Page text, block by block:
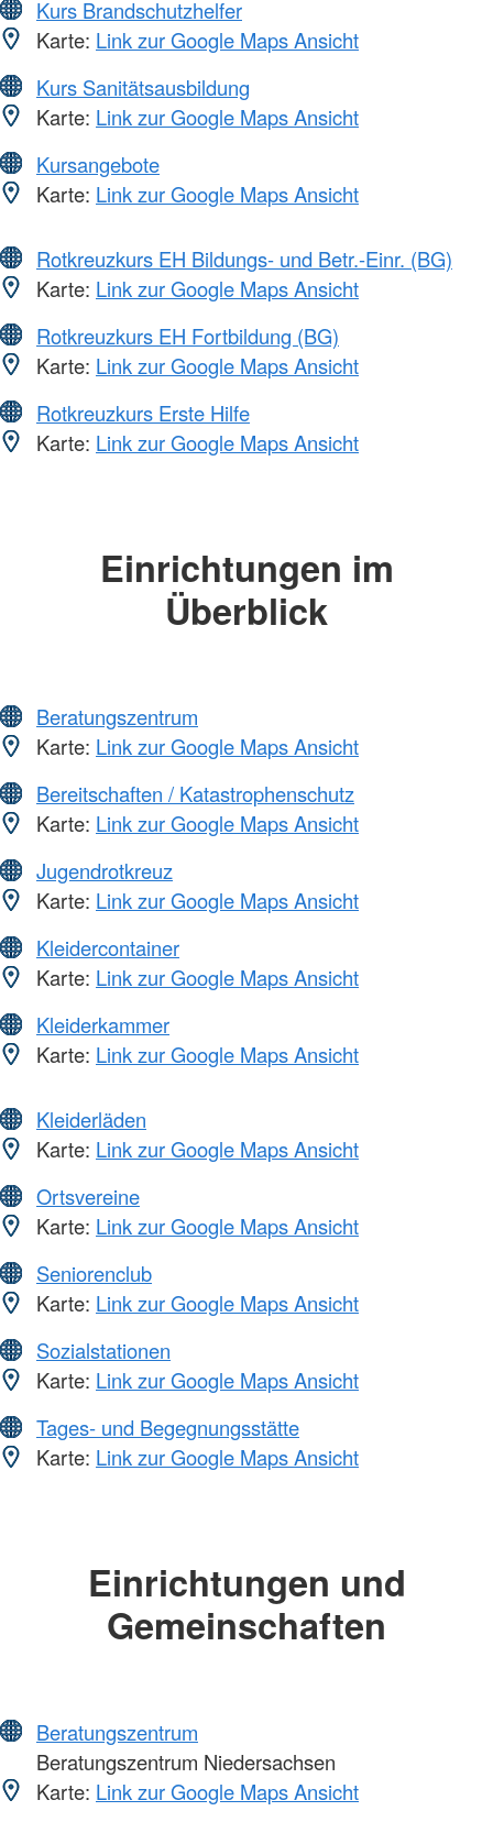
Kurs Brandschutzhelfer
Karte: Link zur Google Maps Ansicht
Kurs Sanitätsausbildung
Karte: Link zur Google Maps Ansicht
Kursangebote
Karte: Link zur Google Maps Ansicht
Rotkreuzkurs EH Bildungs- und Betr.-Einr. (BG)
Karte: Link zur Google Maps Ansicht
Rotkreuzkurs EH Fortbildung (BG)
Karte: Link zur Google Maps Ansicht
Rotkreuzkurs Erste Hilfe
Karte: Link zur Google Maps Ansicht
Einrichtungen im
Überblick
Beratungszentrum
Karte: Link zur Google Maps Ansicht
Bereitschaften / Katastrophenschutz
Karte: Link zur Google Maps Ansicht
Jugendrotkreuz
Karte: Link zur Google Maps Ansicht
Kleidercontainer
Karte: Link zur Google Maps Ansicht
Kleiderkammer
Karte: Link zur Google Maps Ansicht
Kleiderläden
Karte: Link zur Google Maps Ansicht
Ortsvereine
Karte: Link zur Google Maps Ansicht
Seniorenclub
Karte: Link zur Google Maps Ansicht
Sozialstationen
Karte: Link zur Google Maps Ansicht
Tages- und Begegnungsstätte
Karte: Link zur Google Maps Ansicht
Einrichtungen und
Gemeinschaften
Beratungszentrum
Beratungszentrum Niedersachsen
Karte: Link zur Google Maps Ansicht